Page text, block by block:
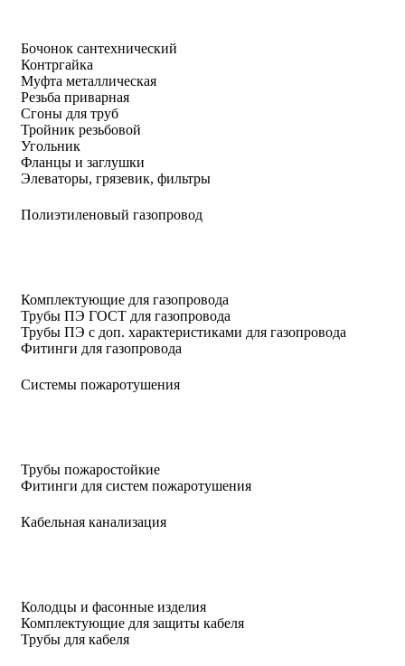
Бочонок сантехнический
Контргайка
Муфта металлическая
Резьба приварная
Сгоны для труб
Тройник резьбовой
Угольник
Фланцы и заглушки
Элеваторы, грязевик, фильтры
Полиэтиленовый газопровод
Комплектующие для газопровода
Трубы ПЭ ГОСТ для газопровода
Трубы ПЭ с доп. характеристиками для газопровода
Фитинги для газопровода
Системы пожаротушения
Трубы пожаростойкие
Фитинги для систем пожаротушения
Кабельная канализация
Колодцы и фасонные изделия
Комплектующие для защиты кабеля
Трубы для кабеля